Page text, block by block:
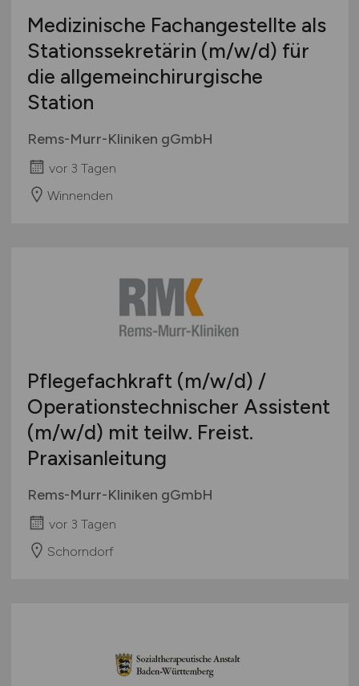
Medizinische Fachangestellte als
Stationssekretärin (m/w/d) für
die allgemeinchirurgische
Station
Rems-Murr-Kliniken gGmbH
vor 3 Tagen
Winnenden
Pflegefachkraft (m/w/d) /
Operationstechnischer Assistent
(m/w/d) mit teilw. Freist.
Praxisanleitung
Rems-Murr-Kliniken gGmbH
vor 3 Tagen
Schorndorf